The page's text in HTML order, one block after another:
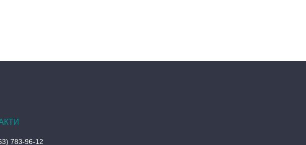
783-96-12